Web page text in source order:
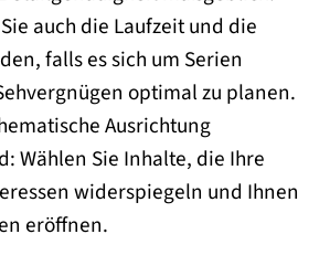
auch die Laufzeit und die
falls es sich um Serien
optimal zu planen.
Ausrichtung
Wählen Sie Inhalte, die Ihre
widerspiegeln und Ihnen
eröffnen.